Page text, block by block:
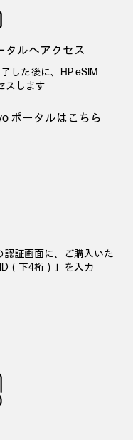
タルへアクセス
した後に、HP eSIM
スします
ポータルはこちら
認証画面に、ご購入いた
（下4桁）」を入力